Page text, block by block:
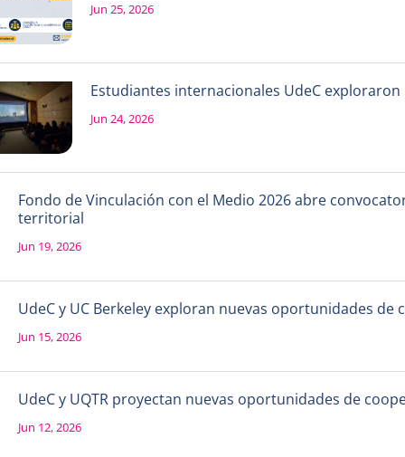
Jun 25, 2026
Estudiantes internacionales UdeC
Jun 24, 2026
Fondo de Vinculación con el Medio 2026 abre
territorial
Jun 19, 2026
UdeC y UC Berkeley exploran nuevas oportunidades de
Jun 15, 2026
UdeC y UQTR proyectan nuevas oportunidades de
Jun 12, 2026